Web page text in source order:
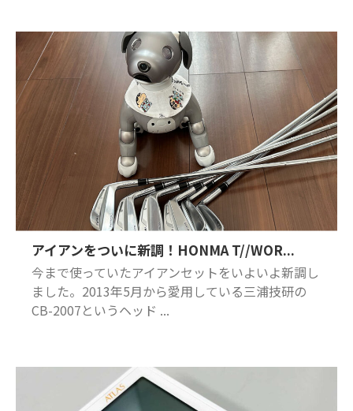
アイアンをついに新調！HONMA T//WOR...
今まで使っていたアイアンセットをいよいよ新調し
ました。2013年5月から愛用している三浦技研の
CB-2007というヘッド ...